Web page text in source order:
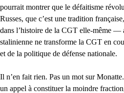
pourrait montrer que le défaitisme
Russes, que c’est une tradition
dans l’histoire de la CGT elle-même —
stalinienne ne transforme la CGT en
et de la politique de défense nationale.
Il n’en fait rien. Pas un mot sur
un appel à constituer la moindre